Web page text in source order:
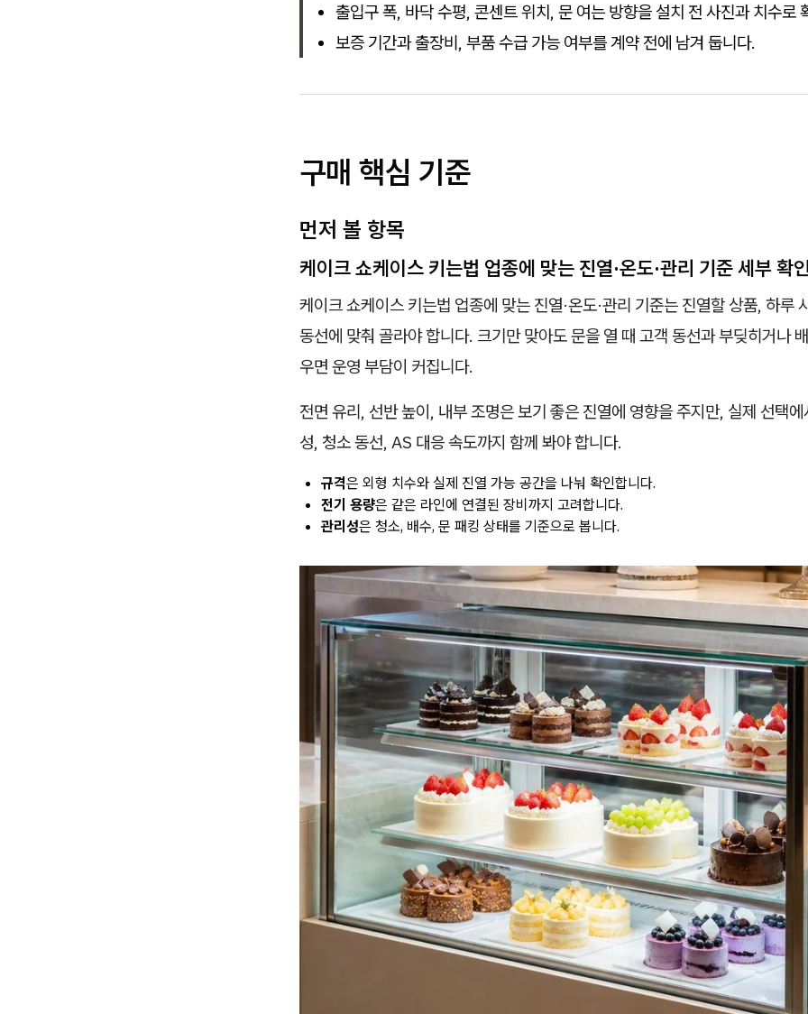
출입구 폭, 바닥 수평, 콘센트 위치, 문 여는 방향을 설치 전 사진과 치수로
보증 기간과 출장비, 부품 수급 가능 여부를 계약 전에 남겨 둡니다.
구매 핵심 기준
먼저 볼 항목
케이크 쇼케이스 키는법 업종에 맞는 진열·온도·관리 기준 세부 확
케이크 쇼케이스 키는법 업종에 맞는 진열·온도·관리 기준는 진열할 상품, 하루
동선에 맞춰 골라야 합니다. 크기만 맞아도 문을 열 때 고객 동선과 부딪히거나
우면 운영 부담이 커집니다.
전면 유리, 선반 높이, 내부 조명은 보기 좋은 진열에 영향을 주지만, 실제 선택
성, 청소 동선, AS 대응 속도까지 함께 봐야 합니다.
규격은 외형 치수와 실제 진열 가능 공간을 나눠 확인합니다.
전기 용량은 같은 라인에 연결된 장비까지 고려합니다.
관리성은 청소, 배수, 문 패킹 상태를 기준으로 봅니다.